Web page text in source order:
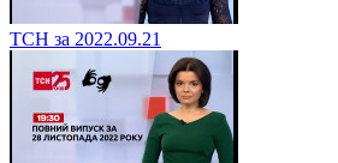
ТСН за 2022.09.21